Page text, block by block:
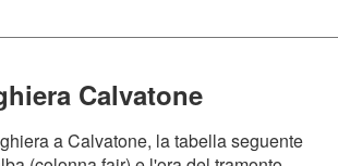
Calvatone
a Calvatone, la tabella seguente